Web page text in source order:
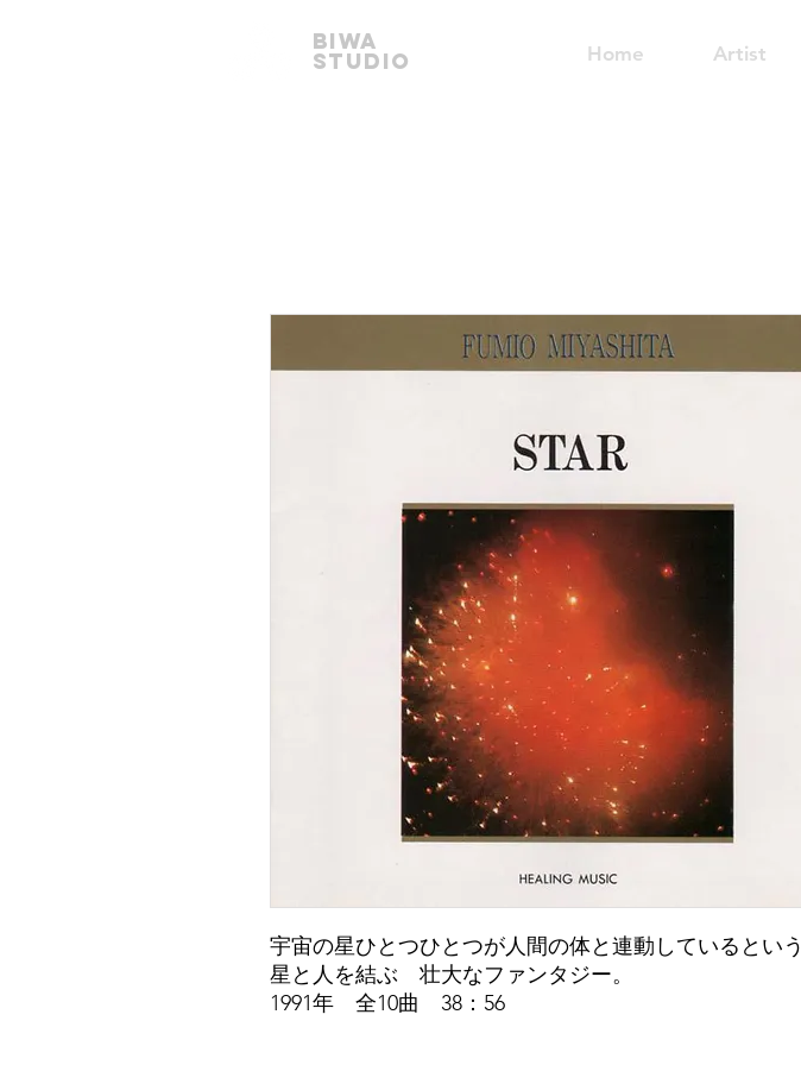
BIWA
STUDIO Home Artist
宇宙の星ひとつひとつが人間の体と連動しているという
星と人を結ぶ 壮大なファンタジー。
1991年 全10曲 38：56